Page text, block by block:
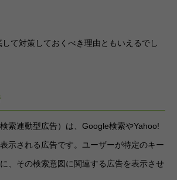
て対策しておくべき理由ともいえるでし
索連動型広告）は、Google検索やYahoo!
示される広告です。ユーザーが特定のキー
、その検索意図に関連する広告を表示させ